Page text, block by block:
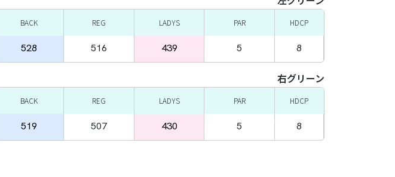
BACK REG LADYS PAR HDCP
528 516 439 5 8
右グリーン
BACK REG LADYS PAR HDCP
519 507 430 5 8